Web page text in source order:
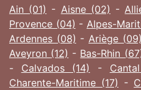
Ain (01) - Aisne (02) -
Provence (04) - Alpes-
Ardennes (08) - Ariège (09)
Aveyron (12) - Bas-Rhin
- Calvados (14) -
Charente-Maritime (17) -